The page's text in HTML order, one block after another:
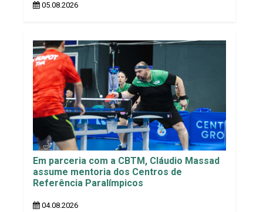
05.08.2026
Em parceria com a CBTM, Cláudio Massad
assume mentoria dos Centros de
Referência Paralímpicos
04.08.2026